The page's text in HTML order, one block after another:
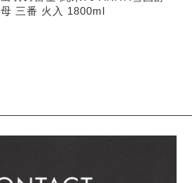
母 三番 火入 1800ml